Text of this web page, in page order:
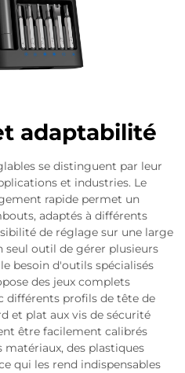
adaptabilité
se distinguent par leur
et industries. Le
rapide permet un
adaptés à différents
de réglage sur une large
seul outil de gérer plusieurs
besoin d'outils spécialisés
des jeux complets
différents profils de tête de
et plat aux vis de sécurité
être facilement calibrés
matériaux, des plastiques
qui les rend indispensables